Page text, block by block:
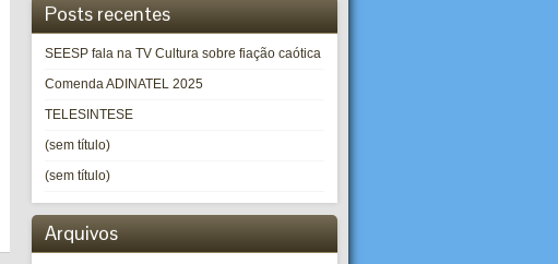
Posts recentes
SEESP fala na TV Cultura sobre fiação caótica
Comenda ADINATEL 2025
TELESINTESE
(sem título)
(sem título)
Arquivos